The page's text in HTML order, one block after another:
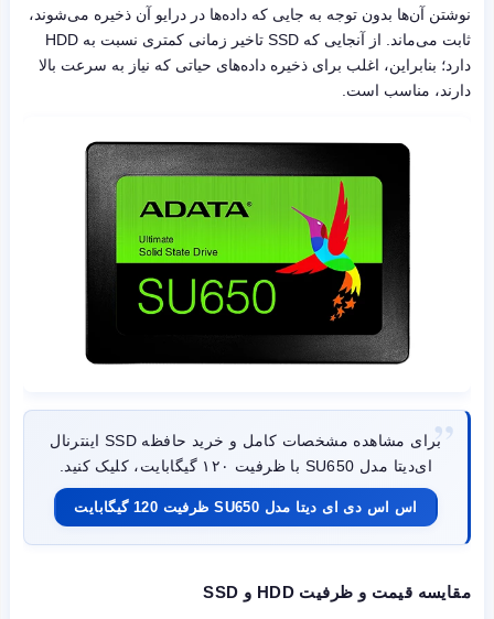
نوشتن آن‌ها بدون توجه به جایی که داده‌ها در درایو آن ذخیره می‌شوند،
ثابت می‌ماند. از آنجایی که SSD تاخیر زمانی کمتری نسبت به HDD
دارد؛ بنابراین، اغلب برای ذخیره داده‌های حیاتی که نیاز به سرعت بالا
دارند، مناسب است.
برای مشاهده مشخصات کامل و خرید حافظه SSD اینترنال
ای‌دیتا مدل SU650 با ظرفیت ۱۲۰ گیگابایت، کلیک کنید.
اس اس دی ای دیتا مدل SU650 ظرفیت 120 گیگابایت
مقایسه قیمت و ظرفیت HDD و SSD